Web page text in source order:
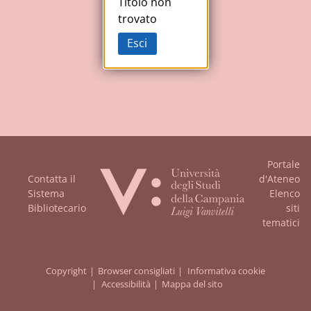
Contatta il
Sistema
Bibliotecario
Portale
d'Ateneo
Elenco
siti
tematici
Copyright Browser consigliati
Informativa cookie
Accessibilità
Mappa del sito
trovato
Esci